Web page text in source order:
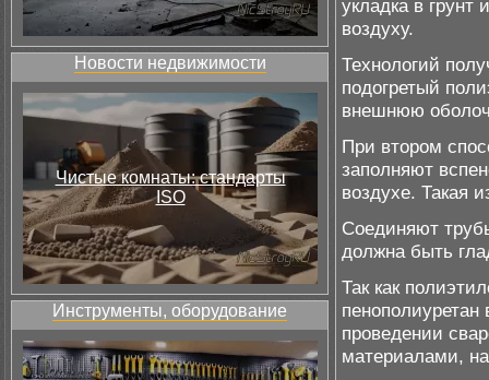
Новости недвижимости
Чистые комнаты: стандарты
ISO
Инструменты, оборудование
укладка в грунт
воздуху.
Технологий
подогретый
внешнюю
При втором
заполняют
воздухе. Такая
Соединяют
должна быть
Так как
проведении
материалами,